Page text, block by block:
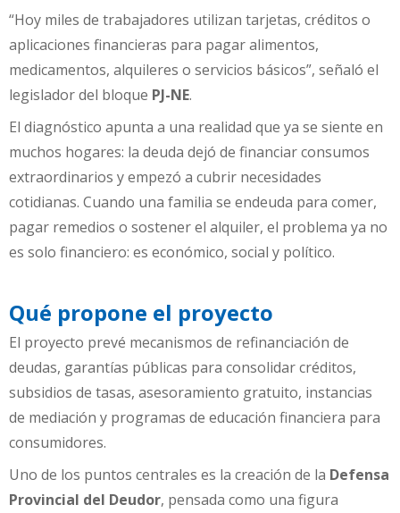
“Hoy miles de trabajadores utilizan tarjetas, créditos o
aplicaciones financieras para pagar alimentos,
medicamentos, alquileres o servicios básicos”, señaló el
legislador del bloque PJ-NE.
El diagnóstico apunta a una realidad que ya se siente en
muchos hogares: la deuda dejó de financiar consumos
extraordinarios y empezó a cubrir necesidades
cotidianas. Cuando una familia se endeuda para comer,
pagar remedios o sostener el alquiler, el problema ya no
es solo financiero: es económico, social y político.
Qué propone el proyecto
El proyecto prevé mecanismos de refinanciación de
deudas, garantías públicas para consolidar créditos,
subsidios de tasas, asesoramiento gratuito, instancias
de mediación y programas de educación financiera para
consumidores.
Uno de los puntos centrales es la creación de la Defensa
Provincial del Deudor, pensada como una figura